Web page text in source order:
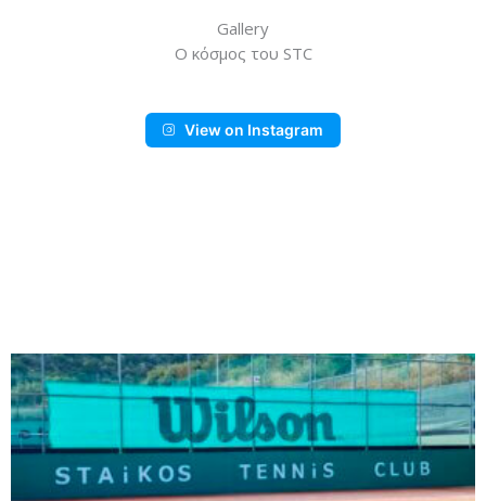
Gallery
Ο κόσμος του STC
View on Instagram